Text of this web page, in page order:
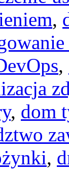
,
,
, dom
,